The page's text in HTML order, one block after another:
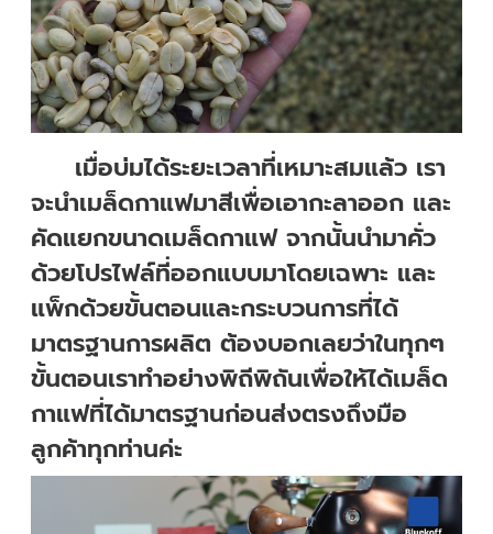
เมื่อบ่มได้ระยะเวลาที่เหมาะสมแล้ว เรา
จะนำเมล็ดกาแฟมาสีเพื่อเอากะลาออก และ
คัดแยกขนาดเมล็ดกาแฟ จากนั้นนำมาคั่ว
ด้วยโปรไฟล์ที่ออกแบบมาโดยเฉพาะ และ
แพ็กด้วยขั้นตอนและกระบวนการที่ได้
มาตรฐานการผลิต ต้องบอกเลยว่าในทุกๆ
ขั้นตอนเราทำอย่างพิถีพิถันเพื่อให้ได้เมล็ด
กาแฟที่ได้มาตรฐานก่อนส่งตรงถึงมือ
ลูกค้าทุกท่านค่ะ